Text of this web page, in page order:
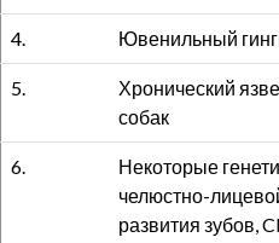
4. Ювенильный
5.
Хронический
собак
6.
Некоторые
челюстно-
развития зубов,